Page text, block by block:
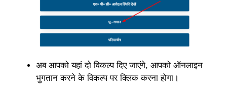
अब आपको यहां दो विकल्प दिए जाएंगे, आपको ऑनलाइन
भुगतान करने के विकल्प पर क्लिक करना होगा।